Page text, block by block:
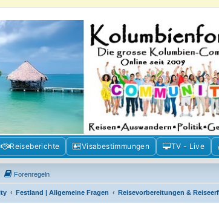
- Das grosse Forum der Freunde
Geschichte und Visum in Kolumbien und Venezuela. Austausch,
Reiseberichte Visabestimmungen TV - Live
Forenregeln
Festland | Allgemeine Fragen Reisevorbereitungen &